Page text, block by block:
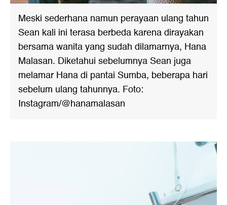
Meski sederhana namun perayaan ulang tahun
Sean kali ini terasa berbeda karena dirayakan
bersama wanita yang sudah dilamarnya, Hana
Malasan. Diketahui sebelumnya Sean juga
melamar Hana di pantai Sumba, beberapa hari
sebelum ulang tahunnya. Foto:
Instagram/@hanamalasan